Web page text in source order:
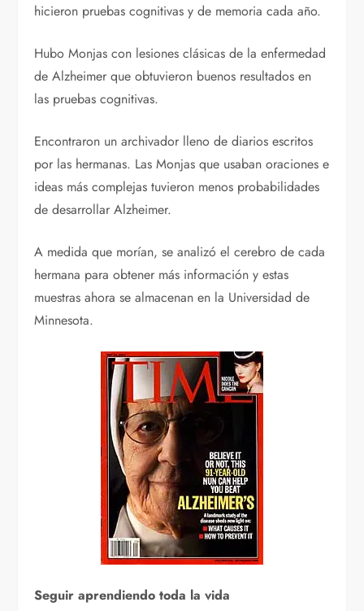
hicieron pruebas cognitivas y de memoria cada año.
Hubo Monjas con lesiones clásicas de la enfermedad
de Alzheimer que obtuvieron buenos resultados en
las pruebas cognitivas.
Encontraron un archivador lleno de diarios escritos
por las hermanas. Las Monjas que usaban oraciones e
ideas más complejas tuvieron menos probabilidades
de desarrollar Alzheimer.
A medida que morían, se analizó el cerebro de cada
hermana para obtener más información y estas
muestras ahora se almacenan en la Universidad de
Minnesota.
Seguir aprendiendo toda la vida